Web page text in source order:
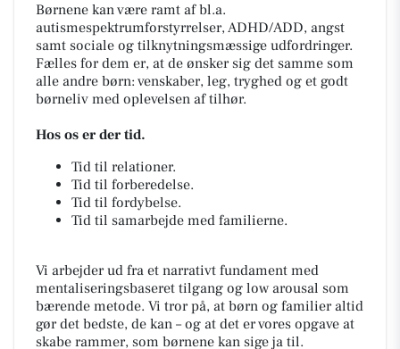
Børnene kan være ramt af bl.a.
autismespektrumforstyrrelser, ADHD/ADD, angst
samt sociale og tilknytningsmæssige udfordringer.
Fælles for dem er, at de ønsker sig det samme som
alle andre børn: venskaber, leg, tryghed og et godt
børneliv med oplevelsen af tilhør.
Hos os er der tid.
Tid til relationer.
Tid til forberedelse.
Tid til fordybelse.
Tid til samarbejde med familierne.
Vi arbejder ud fra et narrativt fundament med
mentaliseringsbaseret tilgang og low arousal som
bærende metode. Vi tror på, at børn og familier altid
gør det bedste, de kan – og at det er vores opgave at
skabe rammer, som børnene kan sige ja til.